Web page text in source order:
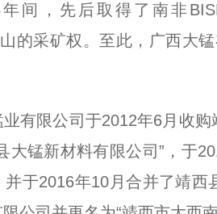
间，先后取得了南非
的采矿权。至此，广西大
业有限公司于2012年6月收
大锰新材料有限公司”，于
于2016年10月合并了靖西